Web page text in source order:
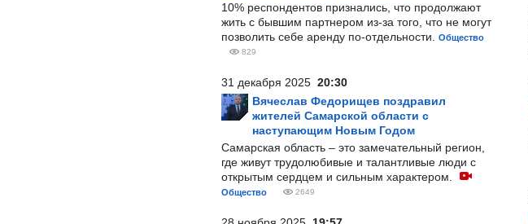
10% респондентов признались, что продолжают
жить с бывшим партнером из-за того, что не могут
позволить себе аренду по-отдельности.
Общество
829
31 декабря 2025 20:30
Вячеслав Федорищев поздравил
жителей Самарской области с
наступающим Новым Годом
Самарская область – это замечательный регион,
где живут трудолюбивые и талантливые люди с
открытым сердцем и сильным характером.
Общество 2649